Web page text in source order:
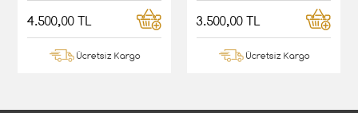
4.500,00 TL
Ücretsiz Kargo
3.500,00 TL
Ücretsiz Kargo